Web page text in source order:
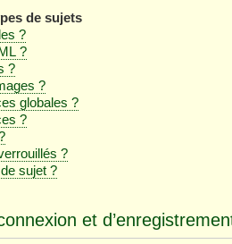
de sujets
?
?
?
?
globales ?
?
?
sujet ?
et